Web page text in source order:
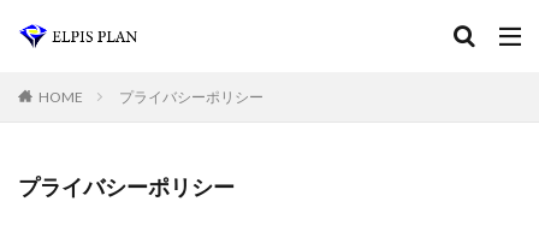
HOME プライバシーポリシー
プライバシーポリシー